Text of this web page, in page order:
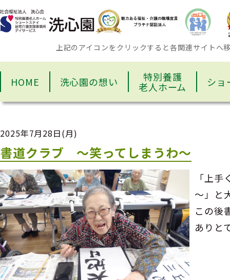
上記のアイコンをクリックすると各関連サイトへ
HOME 洗心園の想い 特別養護
老人ホーム ショ
2025年7月28日(月)
書道クラブ ～笑ってしまうわ～
「上
～」と
この後
ありと